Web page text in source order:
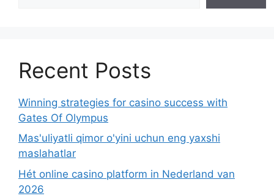
Recent Posts
Winning strategies for casino success with
Gates Of Olympus
Mas'uliyatli qimor o'yini uchun eng yaxshi
maslahatlar
Hét online casino platform in Nederland van
2026